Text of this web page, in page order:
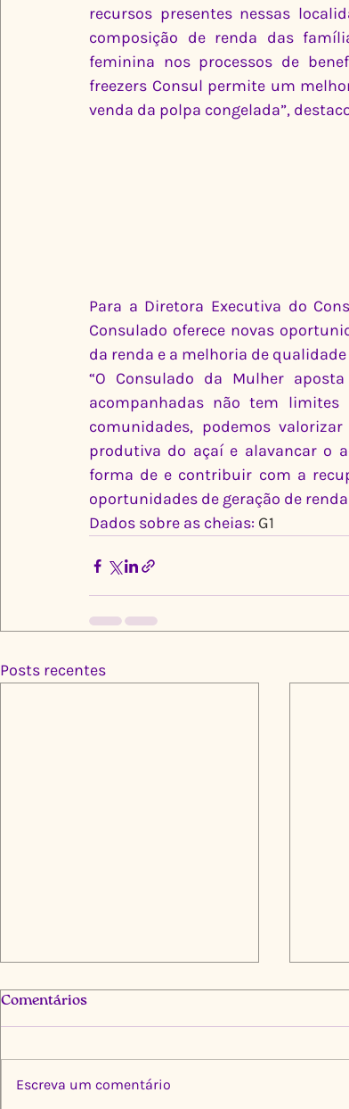
recursos presentes nessas
composição de renda das
feminina nos processos de
freezers Consul permite um
venda da polpa congelada”,
Para a Diretora Executiva do
Consulado oferece novas
da renda e a melhoria de qualidade
“O Consulado da Mulher
acompanhadas não tem
comunidades, podemos
produtiva do açaí e alavancar o
forma de e contribuir com a
oportunidades de geração de
Dados sobre as cheias: G1
Posts recentes
Comentários
Escreva um comentário